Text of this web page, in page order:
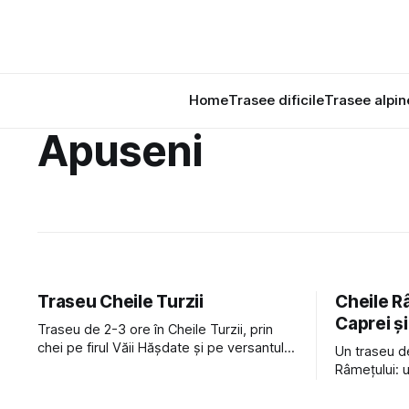
HomeTrasee dificileTrasee
Apuseni
Traseu Cheile Turzii
Traseu de 2-3 ore în Cheile Turzii, prin
chei pe firul Văii Hășdate și pe versantul
Cheile
Caprei
Un traseu
Râmețului: